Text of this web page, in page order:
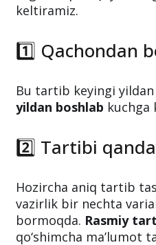
tashabbusi —
tug‘ilmoqda. Quyida
keltiramiz.
1️⃣ Qachondan
Bu tartib keyingi
yildan boshlabkuchga
2️⃣ Tartibi
Hozircha aniq tartib